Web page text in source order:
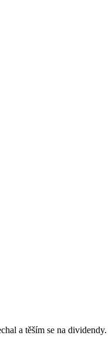
a těším se na dividendy.